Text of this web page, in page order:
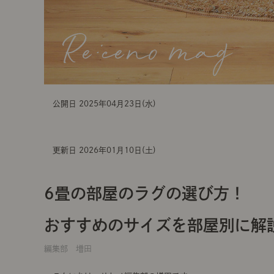
公開日 2025年04月23日(水)
更新日 2026年01月10日(土)
6畳の部屋のラグの選び方！
おすすめのサイズを部屋別に解
編集部 増田